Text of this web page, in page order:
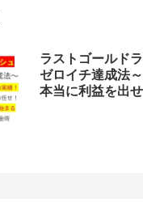
ラストゴールド
ゼロイチ達成法
本当に利益を出